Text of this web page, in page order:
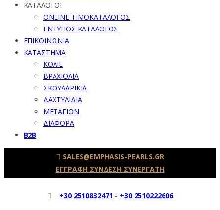
ΚΑΤΑΛΟΓΟΙ
ONLINE ΤΙΜΟΚΑΤΑΛΟΓΟΣ
ΕΝΤΥΠΟΣ ΚΑΤΑΛΟΓΟΣ
ΕΠΙΚΟΙΝΩΝΙΑ
ΚΑΤΑΣΤΗΜΑ
ΚΟΛΙΕ
ΒΡΑΧΙΟΛΙΑ
ΣΚΟΥΛΑΡΙΚΙΑ
ΔΑΧΤΥΛΙΔΙΑ
ΜΕΤΑΓΙΟΝ
ΔΙΑΦΟΡΑ
B2B
SALES@EMPHASIS-PEARLS.GR
ΕΓΓΡΑΦΗ ΣΥΝΔΕΣΗ ΣΥΝΕΡΓΑΤΗ
+30 2510832471 - +30 2510222606